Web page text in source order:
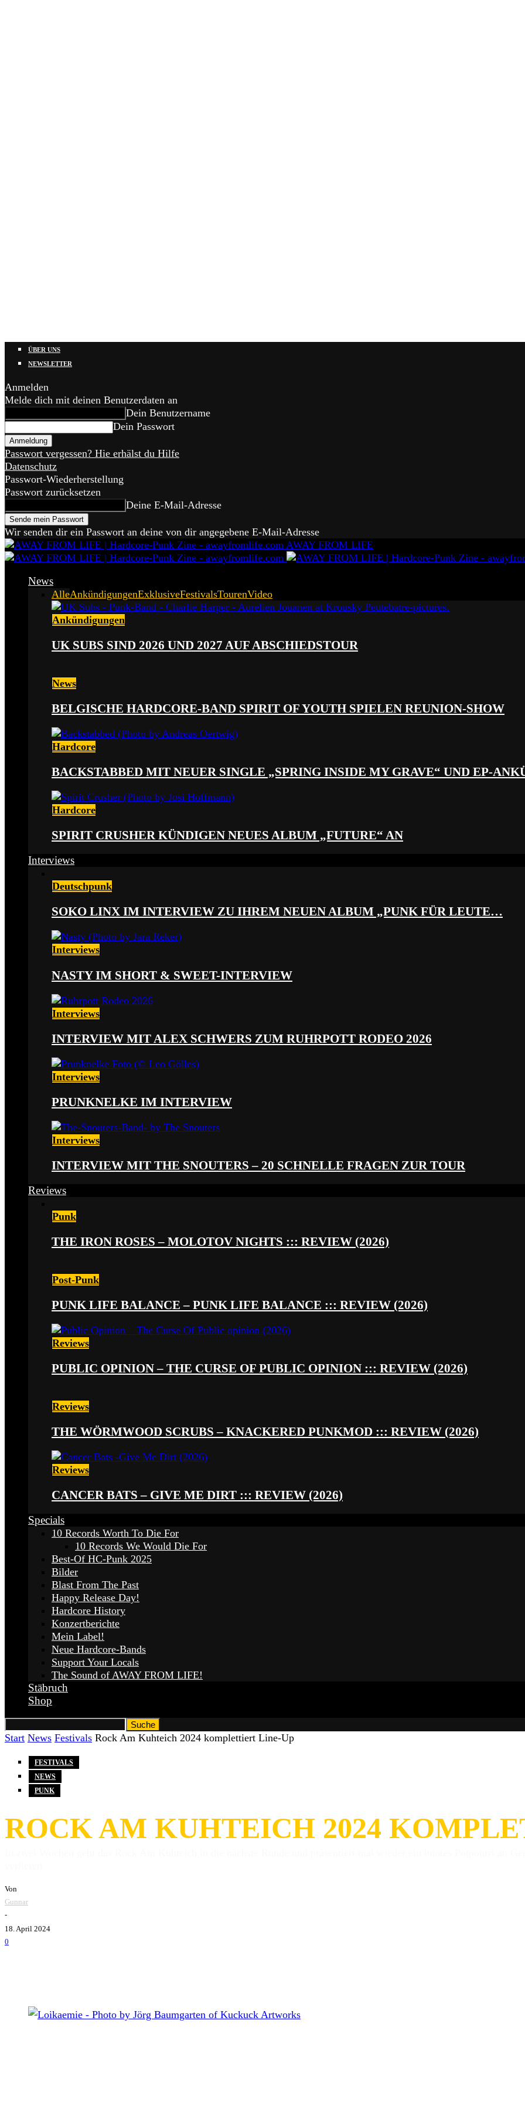
ÜBER UNS
NEWSLETTER
Anmelden
Melde dich mit deinen Benutzerdaten an
Dein Benutzername
Dein Passwort
Passwort vergessen? Hie erhälst du Hilfe
Datenschutz
Passwort-Wiederherstellung
Passwort zurücksetzen
Deine E-Mail-Adresse
Wir senden dir ein Passwort an deine von dir angegebene E-Mail-Adresse
AWAY FROM LIFE
News
AlleAnkündigungenExklusiveFestivalsTourenVideo
Ankündigungen
UK SUBS SIND 2026 UND 2027 AUF ABSCHIEDSTOUR
News
BELGISCHE HARDCORE-BAND SPIRIT OF YOUTH SPIELEN REUNION-SHOW
Hardcore
BACKSTABBED MIT NEUER SINGLE „SPRING INSIDE MY GRAVE“ UND EP-
Hardcore
SPIRIT CRUSHER KÜNDIGEN NEUES ALBUM „FUTURE“ AN
Interviews
Deutschpunk
SOKO LINX IM INTERVIEW ZU IHREM NEUEN ALBUM „PUNK FÜR LEUTE…
Interviews
NASTY IM SHORT & SWEET-INTERVIEW
Interviews
INTERVIEW MIT ALEX SCHWERS ZUM RUHRPOTT RODEO 2026
Interviews
PRUNKNELKE IM INTERVIEW
Interviews
INTERVIEW MIT THE SNOUTERS – 20 SCHNELLE FRAGEN ZUR TOUR
Reviews
Punk
THE IRON ROSES – MOLOTOV NIGHTS ::: REVIEW (2026)
Post-Punk
PUNK LIFE BALANCE – PUNK LIFE BALANCE ::: REVIEW (2026)
Reviews
PUBLIC OPINION – THE CURSE OF PUBLIC OPINION ::: REVIEW (2026)
Reviews
THE WÖRMWOOD SCRUBS – KNACKERED PUNKMOD ::: REVIEW (2026)
Reviews
CANCER BATS – GIVE ME DIRT ::: REVIEW (2026)
Specials
10 Records Worth To Die For
10 Records We Would Die For
Best-Of HC-Punk 2025
Bilder
Blast From The Past
Happy Release Day!
Hardcore History
Konzertberichte
Mein Label!
Neue Hardcore-Bands
Support Your Locals
The Sound of AWAY FROM LIFE!
Stäbruch
Shop
Start News Festivals Rock Am Kuhteich 2024 komplettiert Line-Up
FESTIVALS
NEWS
PUNK
ROCK AM KUHTEICH 2024
Von
Gunnar
-
18. April 2024
0